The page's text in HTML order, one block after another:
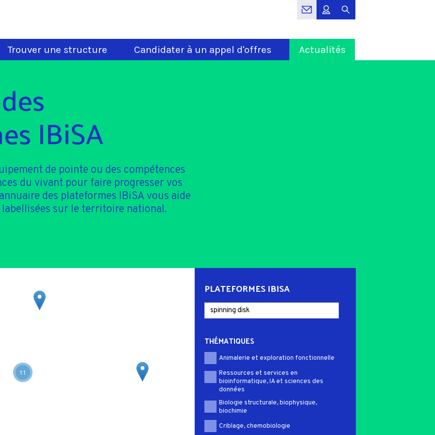
Trouver une structure Candidater à un appel d'offres Actualités
IBiSA
de pointe ou des compétences
du vivant pour faire progresser vos
des plateformes IBiSA vous aide
sur le territoire national.
11
PLATEFORMES IBISA
THÉMATIQUES
Animalerie et exploration fonctionnelle
Ressources et services en
bioinformatique, IA et sciences des
données
Biologie structurale, biophysique,
biochimie
Criblage, chemobiologie